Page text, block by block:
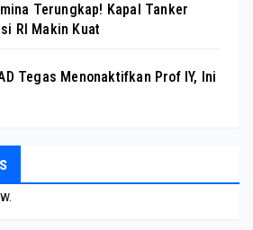
Terungkap! Kapal Tanker
RI Makin Kuat
Tegas Menonaktifkan Prof IY, Ini